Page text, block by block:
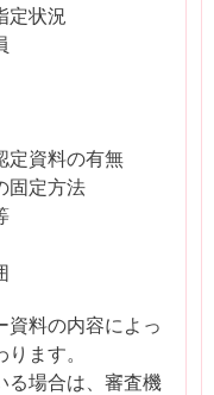
定状況
定資料の有無
固定方法
資料の内容によっ
ます。
る場合は、審査機